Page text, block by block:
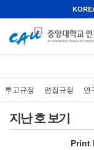
투고규정 편집규정 연
지난 호 보기
Print